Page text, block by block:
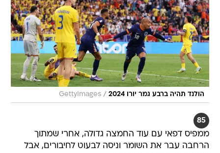
הולנד תהיה ברבע גמר יורו 2024 /
GettyImages
85
ממפיס דפאי עם עוד החמצה גדולה, אחרי שמתוך
הרחבה עבר את השומר וניסה לבעוט לחיבורים, אבל